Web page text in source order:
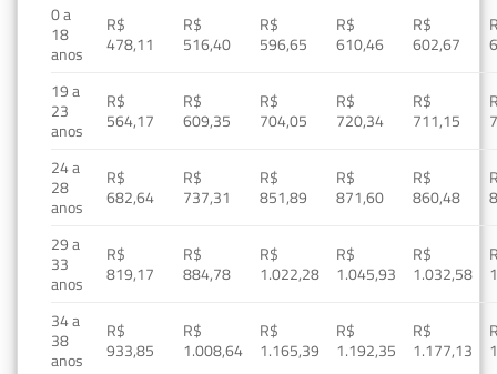
0 a
18
anos
R$
478,11
R$
516,40
R$
596,65
R$
610,46
R$
602,67
19 a
23
anos
R$
564,17
R$
609,35
R$
704,05
R$
720,34
R$
711,15
24 a
28
anos
R$
682,64
R$
737,31
R$
851,89
R$
871,60
R$
860,48
29 a
33
anos
R$
819,17
R$
884,78
R$
1.022,28
R$
1.045,93
R$
1.032,58
34 a
38
anos
R$
933,85
R$
1.008,64
R$
1.165,39
R$
1.192,35
R$
1.177,13